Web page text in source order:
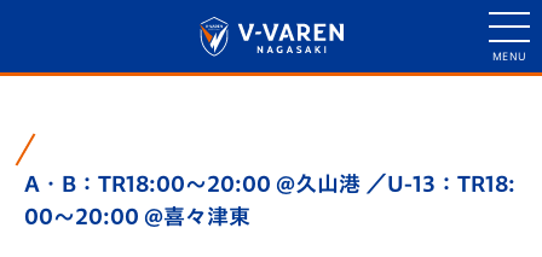
A・B：TR18:00～20:00 @久山港 ／U-13：TR18:
00～20:00 @喜々津東